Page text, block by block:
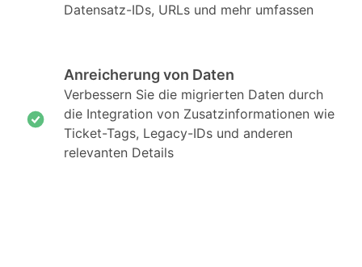
Datensatz-IDs, URLs und mehr umfassen
Anreicherung von Daten
Verbessern Sie die migrierten Daten durch
die Integration von Zusatzinformationen wie
Ticket-Tags, Legacy-IDs und anderen
relevanten Details